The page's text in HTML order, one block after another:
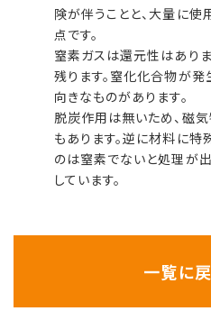
険が伴うことと、大量に
点です。
窒素ガスは還元性はあり
残ります。窒化化合物が発
向きなものがあります。
脱炭作用は無いため、磁
もあります。逆に材料に特
のは窒素でないと処理が
しています。
一覧に